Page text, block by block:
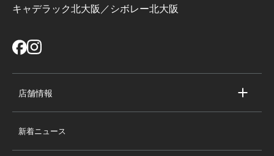
キャデラック北大阪／シボレー北大阪
店舗情報
スタッフ紹介
新着ニュース